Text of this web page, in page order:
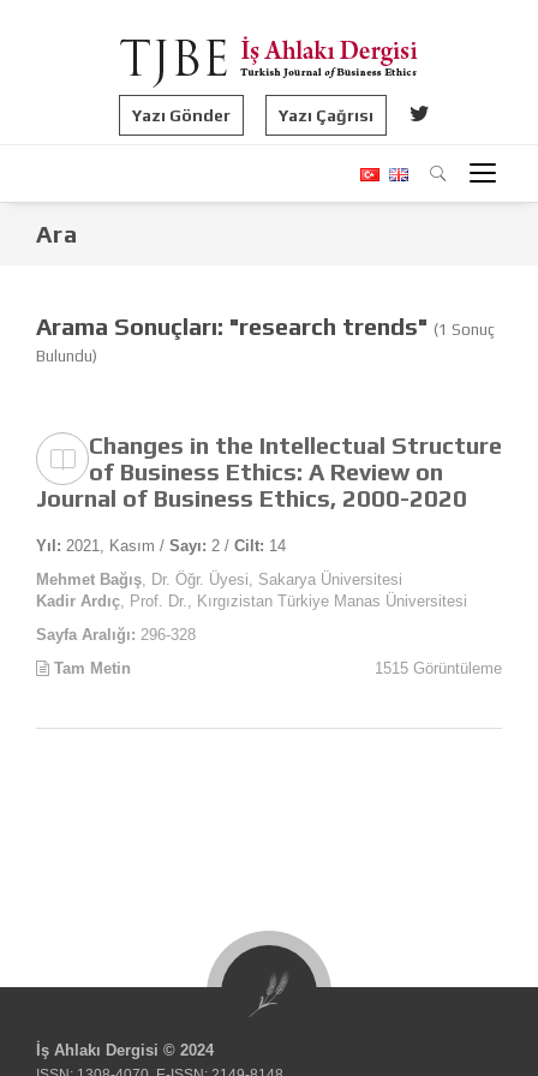
Yazı Gönder Yazı Çağrısı
Ara
Arama Sonuçları: "research trends" (1 Sonuç
Bulundu)
Changes in the Intellectual Structure
of Business Ethics: A Review on
Journal of Business Ethics, 2000-2020
Yıl: 2021, Kasım / Sayı: 2 / Cilt: 14
Mehmet Bağış , Dr. Öğr. Üyesi, Sakarya Üniversitesi
Kadir Ardıç , Prof. Dr., Kırgızistan Türkiye Manas Üniversitesi
Sayfa Aralığı: 296-328
Tam Metin
1515 Görüntüleme
İş Ahlakı Dergisi © 2024